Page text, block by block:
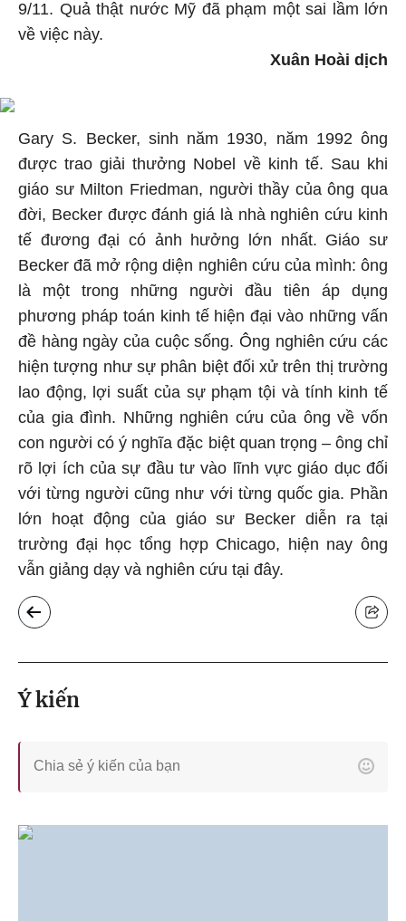
9/11. Quả thật nước Mỹ đã phạm một sai lầm lớn
về việc này.
Xuân Hoài dịch
Gary S. Becker, sinh năm 1930, năm 1992 ông
được trao giải thưởng Nobel về kinh tế. Sau khi
giáo sư Milton Friedman, người thầy của ông qua
đời, Becker được đánh giá là nhà nghiên cứu kinh
tế đương đại có ảnh hưởng lớn nhất. Giáo sư
Becker đã mở rộng diện nghiên cứu của mình: ông
là một trong những người đầu tiên áp dụng
phương pháp toán kinh tế hiện đại vào những vấn
đề hàng ngày của cuộc sống. Ông nghiên cứu các
hiện tượng như sự phân biệt đối xử trên thị trường
lao động, lợi suất của sự phạm tội và tính kinh tế
của gia đình. Những nghiên cứu của ông về vốn
con người có ý nghĩa đặc biệt quan trọng – ông chỉ
rõ lợi ích của sự đầu tư vào lĩnh vực giáo dục đối
với từng người cũng như với từng quốc gia. Phần
lớn hoạt động của giáo sư Becker diễn ra tại
trường đại học tổng hợp Chicago, hiện nay ông
vẫn giảng dạy và nghiên cứu tại đây.
Ý kiến